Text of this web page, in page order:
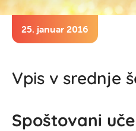
25. januar 2016
Vpis v srednje
Spoštovani